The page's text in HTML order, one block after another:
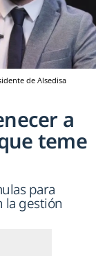
de Alsedisa
a
teme
para
la gestión